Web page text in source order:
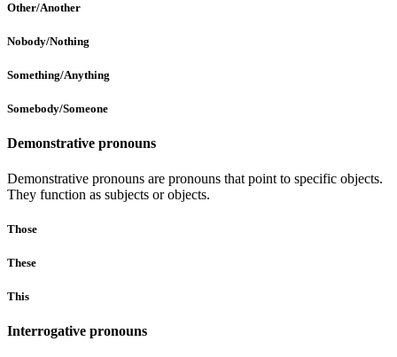
Other/Another
Nobody/Nothing
Something/Anything
Somebody/Someone
Demonstrative pronouns
Demonstrative pronouns are pronouns that point to specific objects.
They function as subjects or objects.
Those
These
This
Interrogative pronouns